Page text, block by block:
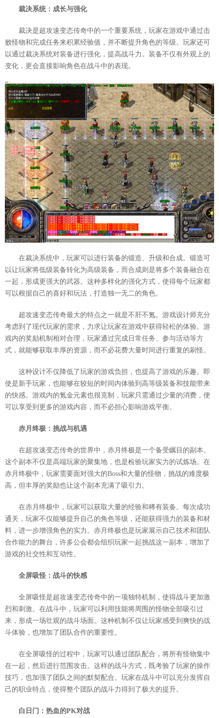
裁决系统：成长与强化
裁决是超攻速变态传奇中的一个重要系统，玩家在游戏中通过击
败怪物和完成任务来积累经验值，并不断提升角色的等级。玩家还可
以通过裁决系统对装备进行强化，提高战斗力。装备不仅有外观上的
变化，更会直接影响角色在战斗中的表现。
在裁决系统中，玩家可以进行装备的锻造、升级和合成。锻造可
以让玩家将低级装备转化为高级装备，而合成则是将多个装备融合在
一起，形成更强大的武器。这种多样化的强化方式，使得每个玩家都
可以根据自己的喜好和玩法，打造独一无二的角色。
超攻速变态传奇最大的特点之一就是不肝不氪。游戏设计师充分
考虑到了现代玩家的需求，力求让玩家在游戏中获得轻松的体验。游
戏内的奖励机制相对合理，玩家通过完成日常任务、参与活动等方
式，就能够获取丰厚的资源，而不必花费大量时间进行重复的刷怪。
这种设计不仅降低了玩家的游戏负担，也提高了游戏的乐趣。即
使是新手玩家，也能够在较短的时间内体验到高等级装备和技能带来
的快感。游戏内的氪金元素也很克制，玩家只需通过少量的消费，便
可以享受到更多的游戏内容，而不必担心影响游戏平衡。
赤月终极：挑战与机遇
在超攻速变态传奇的世界中，赤月终极是一个备受瞩目的副本。
这个副本不仅是高端玩家的聚集地，也是检验玩家实力的试炼场。在
赤月终极中，玩家需要面对强大的Boss和大量的怪物，挑战的难度极
高，但丰厚的奖励也让这个副本充满了吸引力。
在赤月终极中，玩家可以获取大量的经验和稀有装备。每次成功
通关，玩家不仅能够提升自己的角色等级，还能获得强力的装备和材
料，进一步增强角色的实力。赤月终极也是玩家展示自己技术和团队
合作能力的舞台，许多公会都会组织玩家一起挑战这一副本，增加了
游戏的社交性和互动性。
全屏吸怪：战斗的快感
全屏吸怪是超攻速变态传奇中的一项独特机制，使得战斗更加激
烈和刺激。在战斗中，玩家可以利用技能将周围的怪物全部吸引过
来，形成一场壮观的战斗场面。这种机制不仅让玩家感受到爽快的战
斗体验，也增加了团队合作的重要性。
在全屏吸怪的过程中，玩家可以通过团队配合，将所有怪物集中
在一起，然后进行范围攻击。这样的战斗方式，既考验了玩家的操作
技巧，也加强了团队之间的默契配合。玩家在战斗中可以充分发挥自
己的职业特点，使得整个团队的战斗力得到了极大的提升。
白日门：热血的PK对战